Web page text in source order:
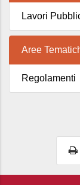
Lavori
Aree
Regolamenti